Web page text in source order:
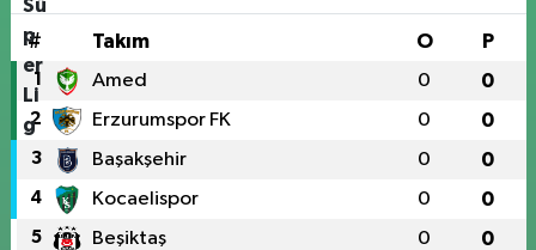
# Takım O P
1 Amed 0 0
2 Erzurumspor FK 0 0
3 Başakşehir 0 0
4 Kocaelispor 0 0
5 Beşiktaş 0 0